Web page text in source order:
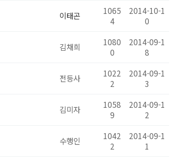
이태곤
1065
4
2014-10-1
0
김채희
1080
0
2014-09-1
8
전등사
1022
2
2014-09-1
3
김미자
1058
9
2014-09-1
2
수행인
1042
2
2014-09-1
1